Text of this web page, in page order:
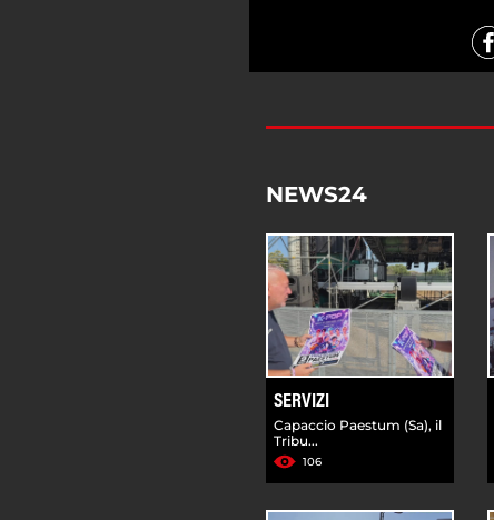
NEWS24
SERVIZI
Capaccio Paestum (Sa), il
Tribu...
106